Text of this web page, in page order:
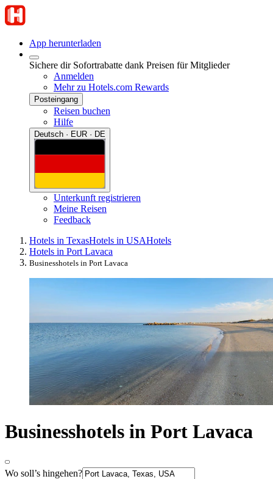
App herunterladen
Sichere dir Sofortrabatte dank Preisen für Mitglieder
Anmelden
Mehr zu Hotels.com Rewards
Posteingang
Reisen buchen
Hilfe
Deutsch · EUR · DE
Unterkunft registrieren
Meine Reisen
Feedback
Hotels in TexasHotels in USAHotels
Hotels in Port Lavaca
Businesshotels in Port Lavaca
Businesshotels in Port Lavaca
Wo soll’s hingehen?